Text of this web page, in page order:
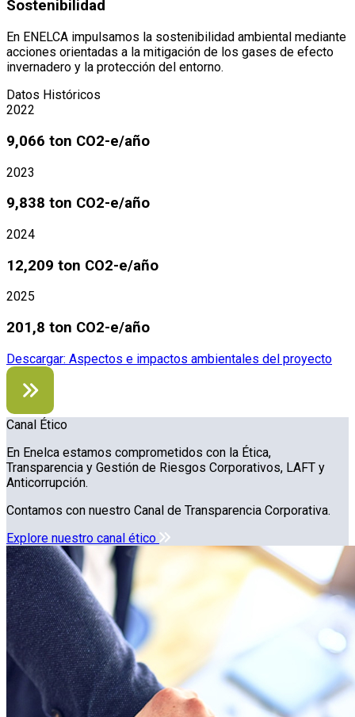
Sostenibilidad
En ENELCA impulsamos la sostenibilidad ambiental mediante
acciones orientadas a la mitigación de los gases de efecto
invernadero y la protección del entorno.
Datos Históricos
2022
9,066 ton CO2-e/año
2023
9,838 ton CO2-e/año
2024
12,209 ton CO2-e/año
2025
201,8 ton CO2-e/año
Descargar: Aspectos e impactos ambientales del proyecto
Canal Ético
En Enelca estamos comprometidos con la Ética,
Transparencia y Gestión de Riesgos Corporativos, LAFT y
Anticorrupción.
Contamos con nuestro Canal de Transparencia Corporativa.
Explore nuestro canal ético